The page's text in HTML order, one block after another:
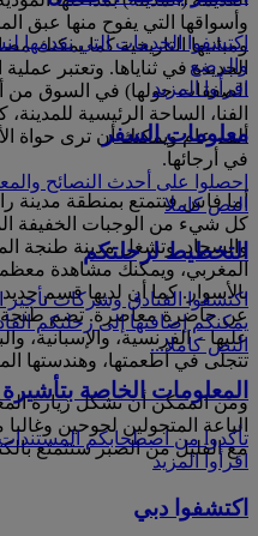
وأسواقها التي يفوح منها عبق
ومبانيها التاريخية كما يمكنك
الجديدة في ثناياها. وتعتبر
الصفقات حولها) في السوق
الفنا، الساحة الرئيسية
ألف عام ويمكنك أن ترى حواة
في أرجائها.
أما فاس فتتمتع بمنطقة مدينة
كل شيء من الوجبات الخفيفة
والسجاد. وتشغل مدينة طنجة
المغربي، ويمكنك مشاهدة
بالأسوار. كما أن لديها قسم
عن حاضرة معاصرة. تضم طنجة
عليها – الفرنسية، والإسبانية،
تتجلى في أطعمتها، وهندستها
ومن الممكن أن تشكل زيارة
الباعة المتجولين لحوحين
مع القليل من الصبر ستتمتع
اكتشفوا الخدمات التي نقدمها
والرضع
اقرأوا المزيد
معلومات السفر
احصلوا على أحدث النصائح
النص كاملا
التخطيط لرحلتكم
اكتشفوا الفنادق وشركات تأجير
يمكنكم إضافتها إلى رحلتكم
النص كاملا...
المعلومات الخاصة
تأكدوا من اصطحابكم
اقرأوا المزيد
اكتشفوا دبي